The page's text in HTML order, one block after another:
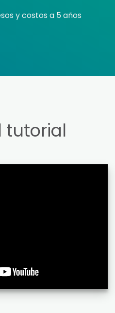
y costos a 5 años
tutorial